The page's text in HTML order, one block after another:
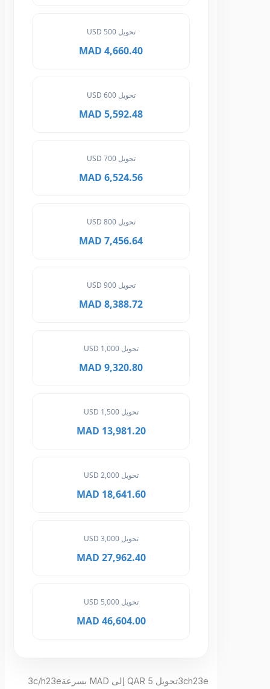
تحويل 500 USD
4,660.40 MAD
تحويل 600 USD
5,592.48 MAD
تحويل 700 USD
6,524.56 MAD
تحويل 800 USD
7,456.64 MAD
تحويل 900 USD
8,388.72 MAD
تحويل 1,000 USD
9,320.80 MAD
تحويل 1,500 USD
13,981.20 MAD
تحويل 2,000 USD
18,641.60 MAD
تحويل 3,000 USD
27,962.40 MAD
تحويل 5,000 USD
46,604.00 MAD
3ch23eتحويل 5 QAR إلى MAD بسرعة3c/h23e